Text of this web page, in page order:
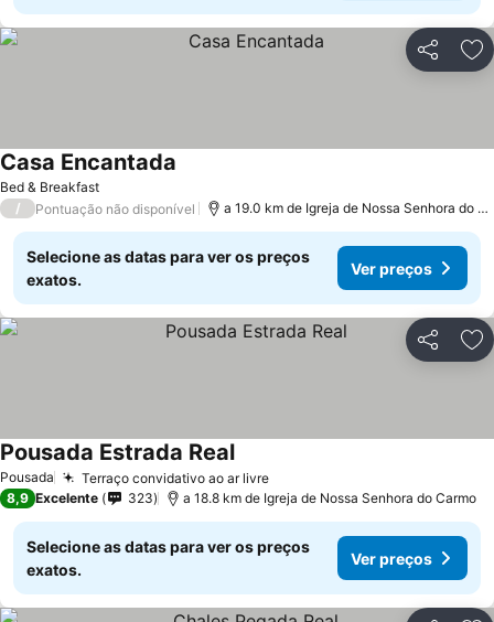
Partilhar
Bed & Breakfast
Casa Encantada
/ Pontuação não disponível a 19.0 km de Igreja de Nossa Senhora do
Selecione as datas para ver os preços
exatos.
Ver preços
Partilhar
Pousada Terraço convidativo ao ar livreVer preços
Pousada Estrada RealVer preços
8,9 Excelente 323 a 18.8 km de Igreja de Nossa Senhora do Carmo
Selecione as datas para ver os preços
exatos.
Ver preços